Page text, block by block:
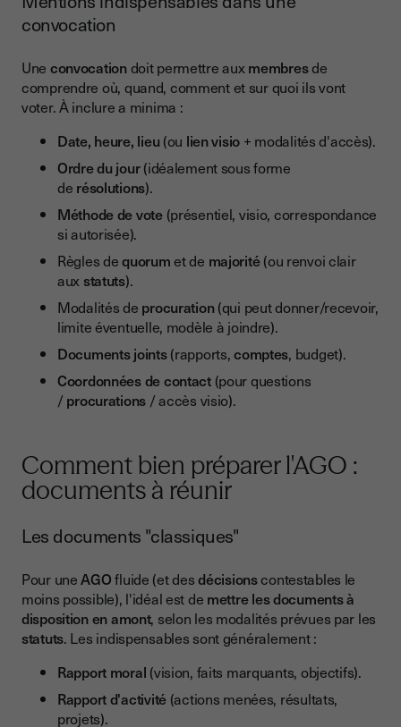
convocation
Une convocationdoit permettre auxmembresde
comprendre où, quand, comment et sur quoi ils vont
voter. À inclure a minima :
Date, heure, lieu (ou lien visio + modalités d'accès).
Ordre du jour(idéalement sous forme
de résolutions).
Méthode de vote(présentiel, visio, correspondance
si autorisée).
Règles dequorumet de majorité(ou renvoi clair
auxstatuts).
Modalités de procuration(qui peut donner/recevoir,
limite éventuelle, modèle à joindre).
Documents joints(rapports,comptes, budget).
Coordonnées de contact(pour questions
/procurations / accès visio).
Comment bien préparer l'AGO :
documents à réunir
Les documents "classiques"
Pour uneAGOfluide (et desdécisionscontestables le
moins possible), l'idéal est de mettre les documents à
disposition en amont, selon les modalités prévues par les
statuts. Les indispensables sont généralement :
Rapport moral (vision, faits marquants, objectifs).
Rapport d'activité(actions menées, résultats,
projets).